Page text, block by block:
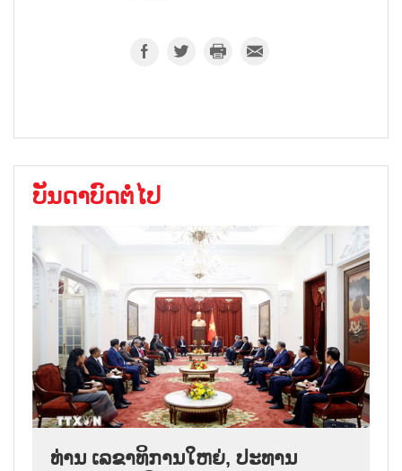
ບັນດາບົດຕໍ່ໄປ
ທ່ານ ເລຂາທິການໃຫຍ່, ປະທານ